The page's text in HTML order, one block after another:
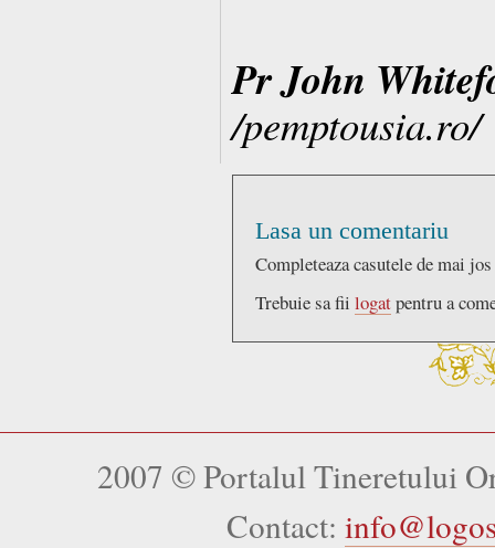
Pr John
/pemptousia.ro/
Lasa un comentariu
Completeaza casutele de mai
Trebuie sa fii logatpentru a
2007 © Portalul Tineretului
Contact: